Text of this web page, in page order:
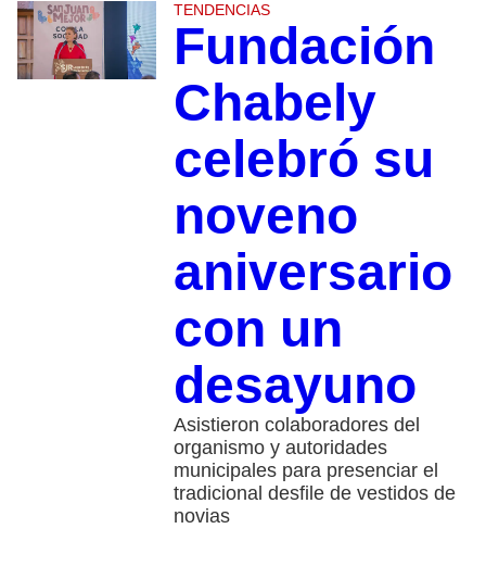
TENDENCIAS
Fundación
Chabely
celebró su
noveno
aniversario
con un
desayuno
Asistieron colaboradores del
organismo y autoridades
municipales para presenciar el
tradicional desfile de vestidos de
novias